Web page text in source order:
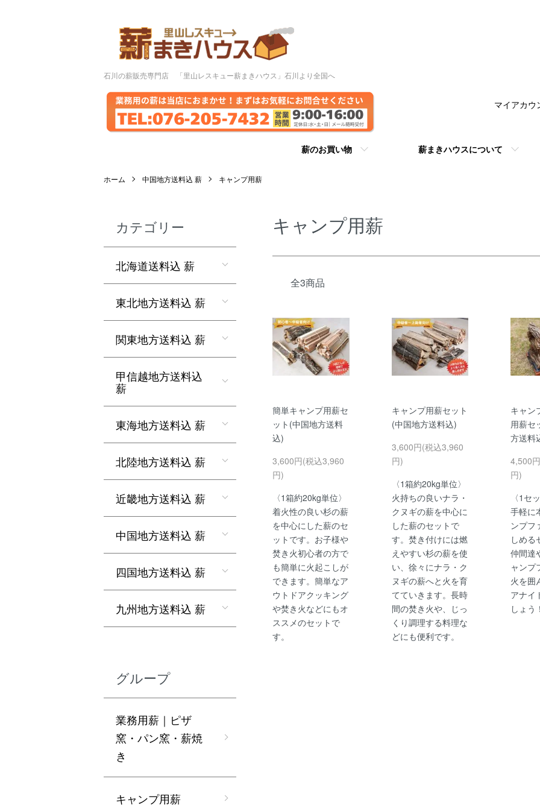
石川の薪販売専門店 「里山レスキュー薪まきハウス」石川より全国へ
薪のお買い物 薪まきハウスについて
マイアカウ
ホーム 中国地方送料込 薪 キャンプ用薪
キャンプ用薪
全3商品
簡単キャンプ用薪セ
ット(中国地方送料
込)
3,600円(税込3,960
円)
〈1箱約20kg単位〉
着火性の良い杉の薪
を中心にした薪のセ
ットです。お子様や
焚き火初心者の方で
も簡単に火起こしが
できます。簡単なア
ウトドアクッキング
や焚き火などにもオ
ススメのセットで
す。
キャンプ用薪セット
(中国地方送料込)
3,600円(税込3,960
円)
〈1箱約20kg単位〉
火持ちの良いナラ・
クヌギの薪を中心に
した薪のセットで
す。焚き付けには燃
えやすい杉の薪を使
い、徐々にナラ・ク
ヌギの薪へと火を育
てていきます。長時
間の焚き火や、じっ
くり調理する料理な
どにも便利です。
キャン
用薪セ
方送料
4,500
円)
〈1セ
手軽に
ンプフ
しめる
仲間達
ャンプ
火を囲
アナイ
しょう！
カテゴリー
北海道送料込 薪
東北地方送料込 薪
関東地方送料込 薪
甲信越地方送料込
薪
東海地方送料込 薪
北陸地方送料込 薪
近畿地方送料込 薪
中国地方送料込 薪
四国地方送料込 薪
九州地方送料込 薪
グループ
業務用薪｜ピザ
窯・パン窯・薪焼
き
キャンプ用薪